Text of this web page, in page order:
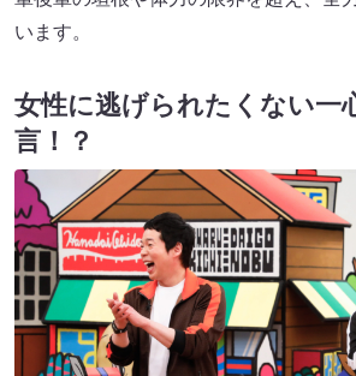
います。
女性に逃げられたくない一
言！？